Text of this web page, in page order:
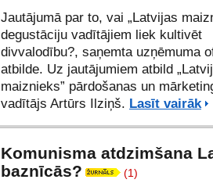
Jautājumā par to, vai „Latvijas
degustāciju vadītājiem liek kultivēt
divvalodību?, saņemta uzņēmuma
atbilde. Uz jautājumiem atbild
maiznieks” pārdošanas un
vadītājs Artūrs Ilziņš. Lasīt vairāk
Komunisma atdzimšana
baznīcās?
(1)